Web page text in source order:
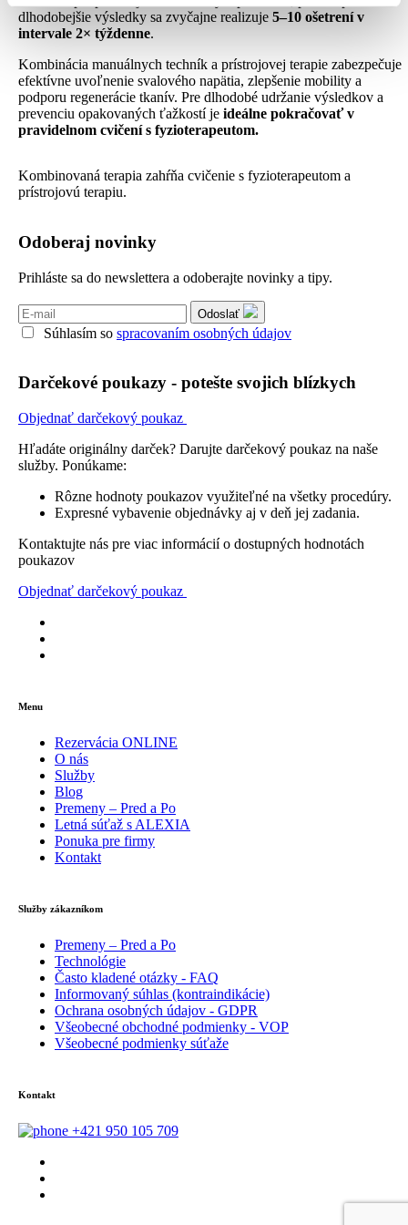
dlhodobejšie výsledky sa zvyčajne realizuje 5–10 ošetrení v
intervale 2× týždenne.
Kombinácia manuálnych techník a prístrojovej terapie zabezpečuje
efektívne uvoľnenie svalového napätia, zlepšenie mobility a
podporu regenerácie tkanív. Pre dlhodobé udržanie výsledkov a
prevenciu opakovaných ťažkostí je ideálne pokračovať v
pravidelnom cvičení s fyzioterapeutom.
Kombinovaná terapia zahŕňa cvičenie s fyzioterapeutom a
prístrojovú terapiu.
Odoberaj novinky
Prihláste sa do newslettera a odoberajte novinky a tipy.
Odoslať
Súhlasím so spracovaním osobných údajov
Darčekové poukazy - potešte svojich blízkych
Objednať darčekový poukaz
Hľadáte originálny darček? Darujte darčekový poukaz na naše
služby. Ponúkame:
Rôzne hodnoty poukazov využiteľné na všetky procedúry.
Expresné vybavenie objednávky aj v deň jej zadania.
Kontaktujte nás pre viac informácií o dostupných hodnotách
poukazov
Objednať darčekový poukaz
Menu
Rezervácia ONLINE
O nás
Služby
Blog
Premeny – Pred a Po
Letná súťaž s ALEXIA
Ponuka pre firmy
Kontakt
Služby zákazníkom
Premeny – Pred a Po
Technológie
Často kladené otázky - FAQ
Informovaný súhlas (kontraindikácie)
Ochrana osobných údajov - GDPR
Všeobecné obchodné podmienky - VOP
Všeobecné podmienky súťaže
Kontakt
+421 950 105 709